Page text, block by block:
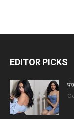
EDITOR PICKS